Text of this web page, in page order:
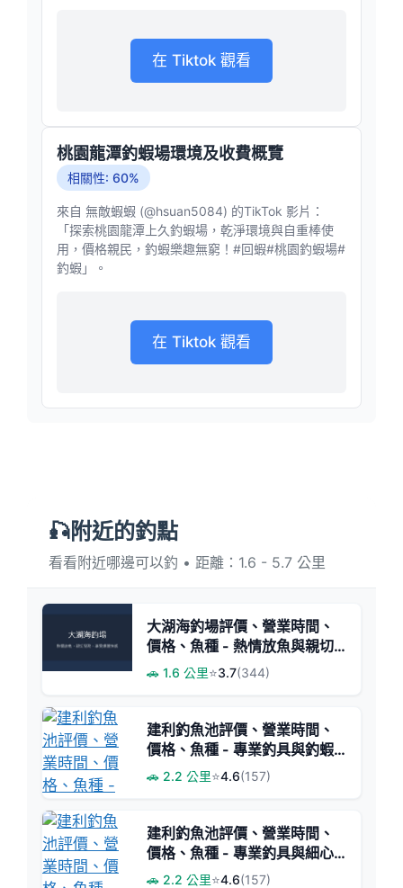
在 Tiktok 觀看
桃園龍潭釣蝦場環境及收費概覽
相關性: 60%
來自 無敵蝦蝦 (@hsuan5084) 的TikTok 影片：
「探索桃園龍潭上久釣蝦場，乾淨環境與自重棒使
用，價格親民，釣蝦樂趣無窮！#回蝦#桃園釣蝦場#
釣蝦」。
在 Tiktok 觀看
🎣附近的釣點
看看附近哪邊可以釣 • 距離：1.6 - 5.7 公里
大湖海釣場評價、營業時間、
價格、魚種 - 熱情放魚與親切
服務
🚗 1.6 公里⭐3.7(344)
建利釣魚池評價、營業時間、
價格、魚種 - 專業釣具與釣蝦
教學
🚗 2.2 公里⭐4.6(157)
建利釣魚池評價、營業時間、
價格、魚種 - 專業釣具與細心
教學
🚗 2.2 公里⭐4.6(157)